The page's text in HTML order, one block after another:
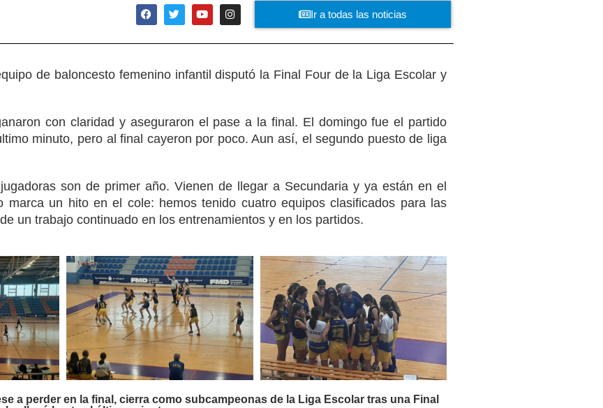
Ir a todas las noticias
de baloncesto femenino infantil disputó la Final Four de la Liga Escolar y
con claridad y aseguraron el pase a la final. El domingo fue el partido
minuto, pero al final cayeron por poco. Aun así, el segundo puesto de liga
son de primer año. Vienen de llegar a Secundaria y ya están en el
marca un hito en el cole: hemos tenido cuatro equipos clasificados para las
un trabajo continuado en los entrenamientos y en los partidos.
a perder en la final, cierra como subcampeonas de la Liga Escolar tras una Final